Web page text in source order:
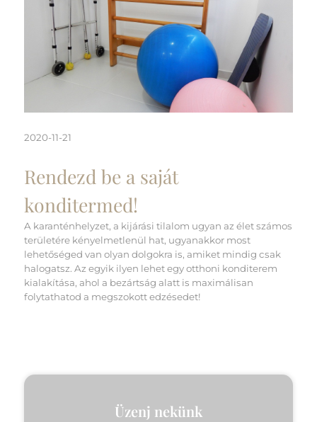
2020-11-21
Rendezd be a saját
konditermed!
A karanténhelyzet, a kijárási tilalom ugyan az élet számos
területére kényelmetlenül hat, ugyanakkor most
lehetőséged van olyan dolgokra is, amiket mindig csak
halogatsz. Az egyik ilyen lehet egy otthoni konditerem
kialakítása, ahol a bezártság alatt is maximálisan
folytathatod a megszokott edzésedet!
Üzenj nekünk